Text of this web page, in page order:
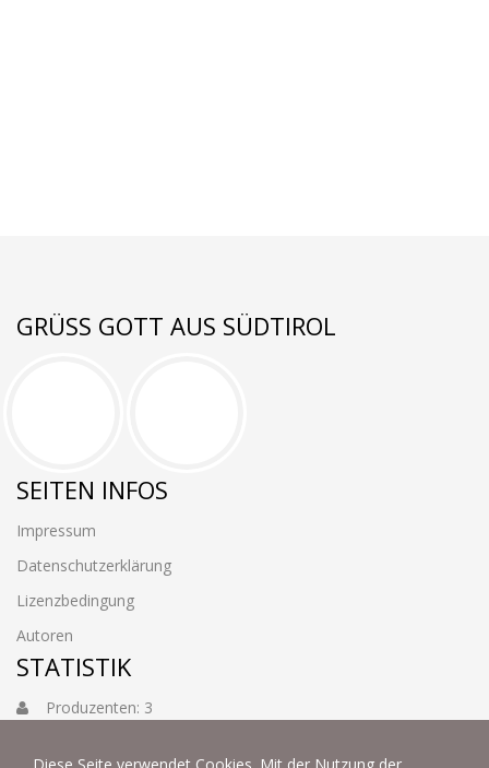
GRÜSS GOTT AUS SÜDTIROL
SEITEN INFOS
Impressum
Datenschutzerklärung
Lizenzbedingung
Autoren
STATISTIK
Produzenten: 3